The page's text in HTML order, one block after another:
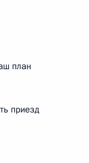
план
приезд